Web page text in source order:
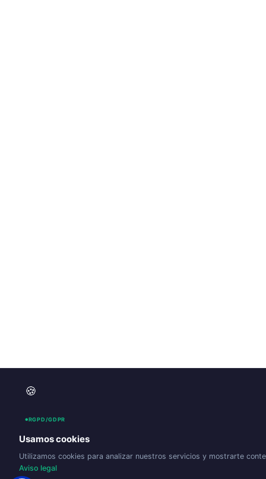
🍪
RGPD/GDPR
Usamos cookies
Utilizamos cookies para analizar nuestros servicios y mostrarte
Aviso legal